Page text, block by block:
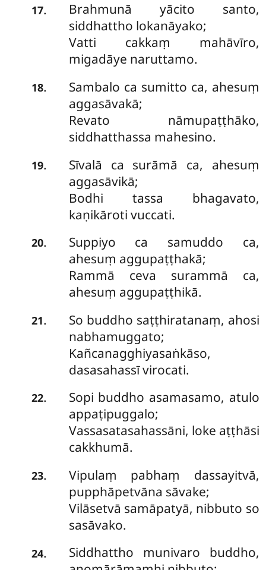
17.
Brahmunā yācito santo,
siddhattho lokanāyako;
Vatti cakkaṃ mahāvīro,
migadāye naruttamo.
18.
Sambalo ca sumitto ca, ahesuṃ
aggasāvakā;
Revato nāmupaṭṭhāko,
siddhatthassa mahesino.
19.
Sīvalā ca surāmā ca, ahesuṃ
aggasāvikā;
Bodhi tassa bhagavato,
kaṇikāroti vuccati.
20.
Suppiyo ca samuddo ca,
ahesuṃ aggupaṭṭhakā;
Rammā ceva surammā ca,
ahesuṃ aggupaṭṭhikā.
21. So buddho saṭṭhiratanaṃ, ahosi
nabhamuggato;
Kañcanagghiyasaṅkāso,
dasasahassī virocati.
22.
Sopi buddho asamasamo, atulo
appaṭipuggalo;
Vassasatasahassāni, loke aṭṭhāsi
cakkhumā.
23. Vipulaṃ pabhaṃ dassayitvā,
pupphāpetvāna sāvake;
Vilāsetvā samāpatyā, nibbuto so
sasāvako.
24. Siddhattho munivaro buddho,